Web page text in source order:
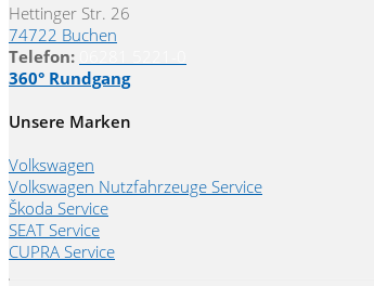
Hettinger Str. 26
74722 Buchen
Telefon:
360° Rundgang
Unsere Marken
Volkswagen
Volkswagen Nutzfahrzeuge Service
Škoda Service
SEAT Service
CUPRA Service